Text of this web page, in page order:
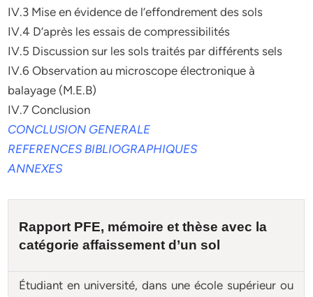
IV.3 Mise en évidence de l’effondrement des sols
IV.4 D’après les essais de compressibilités
IV.5 Discussion sur les sols traités par différents sels
IV.6 Observation au microscope électronique à
balayage (M.E.B)
IV.7 Conclusion
CONCLUSION GENERALE
REFERENCES BIBLIOGRAPHIQUES
ANNEXES
Rapport PFE, mémoire etthèse avec la
catégorie affaissement d’un sol
Étudiant en université, dans une école supérieur ou